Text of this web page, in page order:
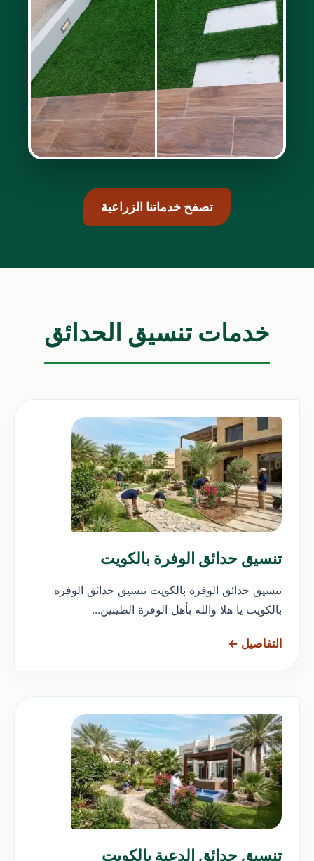
تصفح خدماتنا الزراعية
خدمات تنسيق الحدائق
تنسيق حدائق الوفرة بالكويت
تنسيق حدائق الوفرة بالكويت تنسيق حدائق الوفرة
بالكويت يا هلا والله بأهل الوفرة الطيبين...
التفاصيل ←
تنسيق حدائق الدعية بالكويت